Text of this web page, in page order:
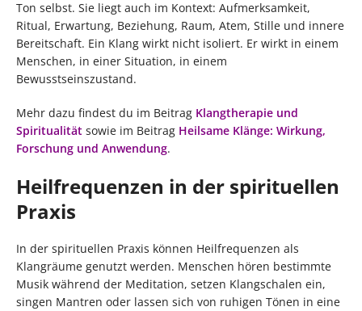
Ton selbst. Sie liegt auch im Kontext: Aufmerksamkeit,
Ritual, Erwartung, Beziehung, Raum, Atem, Stille und innere
Bereitschaft. Ein Klang wirkt nicht isoliert. Er wirkt in einem
Menschen, in einer Situation, in einem
Bewusstseinszustand.
Mehr dazu findest du im Beitrag Klangtherapie und
Spiritualität sowie im Beitrag Heilsame Klänge: Wirkung,
Forschung und Anwendung.
Heilfrequenzen in der spirituellen
Praxis
In der spirituellen Praxis können Heilfrequenzen als
Klangräume genutzt werden. Menschen hören bestimmte
Musik während der Meditation, setzen Klangschalen ein,
singen Mantren oder lassen sich von ruhigen Tönen in eine